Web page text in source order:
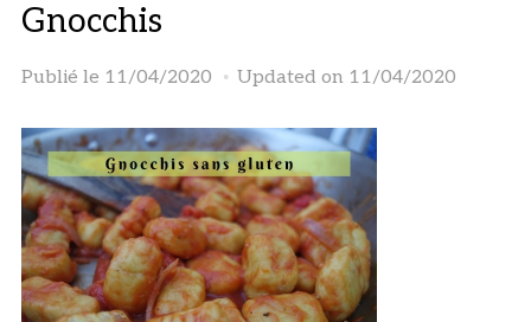
Gnocchis
Publié le 11/04/2020 Updated on 11/04/2020